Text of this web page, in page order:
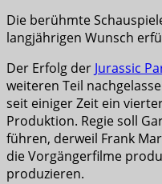
Die berühmte
langjährigen Wunsch
Der Erfolg der Jurassic
weiteren Teil
seit einiger Zeit ein
Produktion. Regie soll
führen, derweil Frank
die Vorgängerfilme
produzieren.